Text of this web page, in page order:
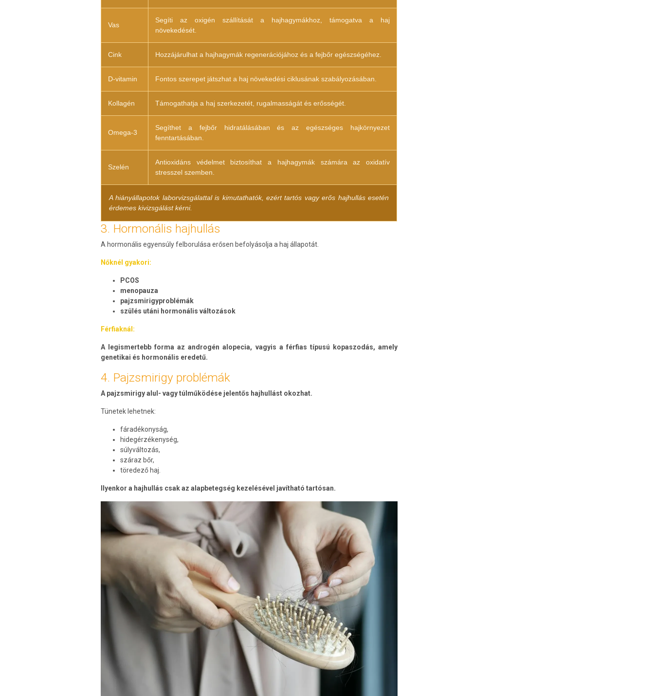
Vas
Segíti az oxigén szállítását a hajhagymákhoz, támogatva a haj
növekedését.
Cink Hozzájárulhat a hajhagymák regenerációjához és a fejbőr egészségéhez.
D-vitamin Fontos szerepet játszhat a haj növekedési ciklusának szabályozásában.
Kollagén Támogathatja a haj szerkezetét, rugalmasságát és erősségét.
Omega-3
Segíthet a fejbőr hidratálásában és az egészséges hajkörnyezet
fenntartásában.
Szelén
Antioxidáns védelmet biztosíthat a hajhagymák számára az oxidatív
stresszel szemben.
A hiányállapotok laborvizsgálattal is kimutathatók, ezért tartós vagy erős hajhullás esetén
érdemes kivizsgálást kérni.
3. Hormonális hajhullás
A hormonális egyensúly felborulása erősen befolyásolja a haj állapotát.
Nőknél gyakori:
PCOS
menopauza
pajzsmirigyproblémák
szülés utáni hormonális változások
Férfiaknál:
A legismertebb forma az androgén alopecia, vagyis a férfias típusú kopaszodás, amely
genetikai és hormonális eredetű.
4. Pajzsmirigy problémák
A pajzsmirigy alul- vagy túlműködése jelentős hajhullást okozhat.
Tünetek lehetnek:
fáradékonyság,
hidegérzékenység,
súlyváltozás,
száraz bőr,
töredező haj.
Ilyenkor a hajhullás csak az alapbetegség kezelésével javítható tartósan.